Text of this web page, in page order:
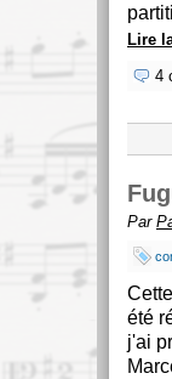
Lire
4
Par
été
j'ai